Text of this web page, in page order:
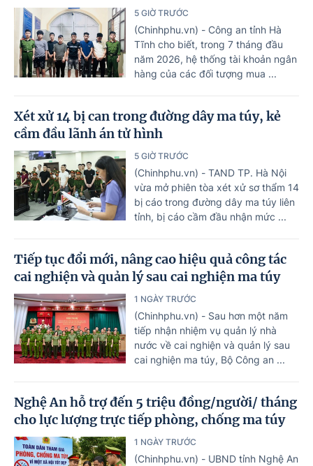
5 GIỜ TRƯỚC
(Chinhphu.vn) - Công an tỉnh Hà
Tĩnh cho biết, trong 7 tháng đầu
năm 2026, hệ thống tài khoản ngân
hàng của các đối tượng mua ...
Xét xử 14 bị can trong đường dây ma túy, kẻ
cầm đầu lãnh án tử hình
5 GIỜ TRƯỚC
(Chinhphu.vn) - TAND TP. Hà Nội
vừa mở phiên tòa xét xử sơ thẩm 14
bị cáo trong đường dây ma túy liên
tỉnh, bị cáo cầm đầu nhận mức ...
Tiếp tục đổi mới, nâng cao hiệu quả công tác
cai nghiện và quản lý sau cai nghiện ma túy
1 NGÀY TRƯỚC
(Chinhphu.vn) - Sau hơn một năm
tiếp nhận nhiệm vụ quản lý nhà
nước về cai nghiện và quản lý sau
cai nghiện ma túy, Bộ Công an ...
Nghệ An hỗ trợ đến 5 triệu đồng/người/ tháng
cho lực lượng trực tiếp phòng, chống ma túy
1 NGÀY TRƯỚC
(Chinhphu.vn) - UBND tỉnh Nghệ An